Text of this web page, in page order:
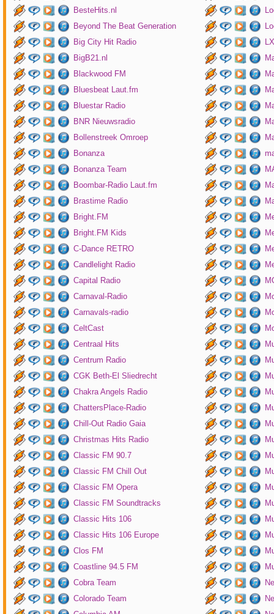
BesteHits.nl
Beyond The Beat Generation
Big City Hit Radio
BigB21.nl
Blackwood FM
Bluesbeat Laut.fm
Bluestar Radio
BNR Nieuwsradio
Bollenstreek Omroep
Bonanza
Bonanza Team
Boombar-Radio Laut.fm
Brastime Radio
Bright.FM
Bright.FM Kids
C-Dance RETRO
Candlelight Radio
Capital Radio
Carnaval-Radio
Carnavals-radio
CeltCast
Centraal Hits
Centrum Radio
CGK Beth-El Sliedrecht
Chakra Angels Radio
ChattersPlace-Radio
Chill-Out Radio Gaia
Christmas Hits Radio
Classic FM 90.7
Classic FM Chill Out
Classic FM Opera
Classic FM Soundtracks
Classic Hits 106
Classic Hits 106 Europe
Clos FM
Coastline 94.5 FM
Cobra Team
Colorado Team